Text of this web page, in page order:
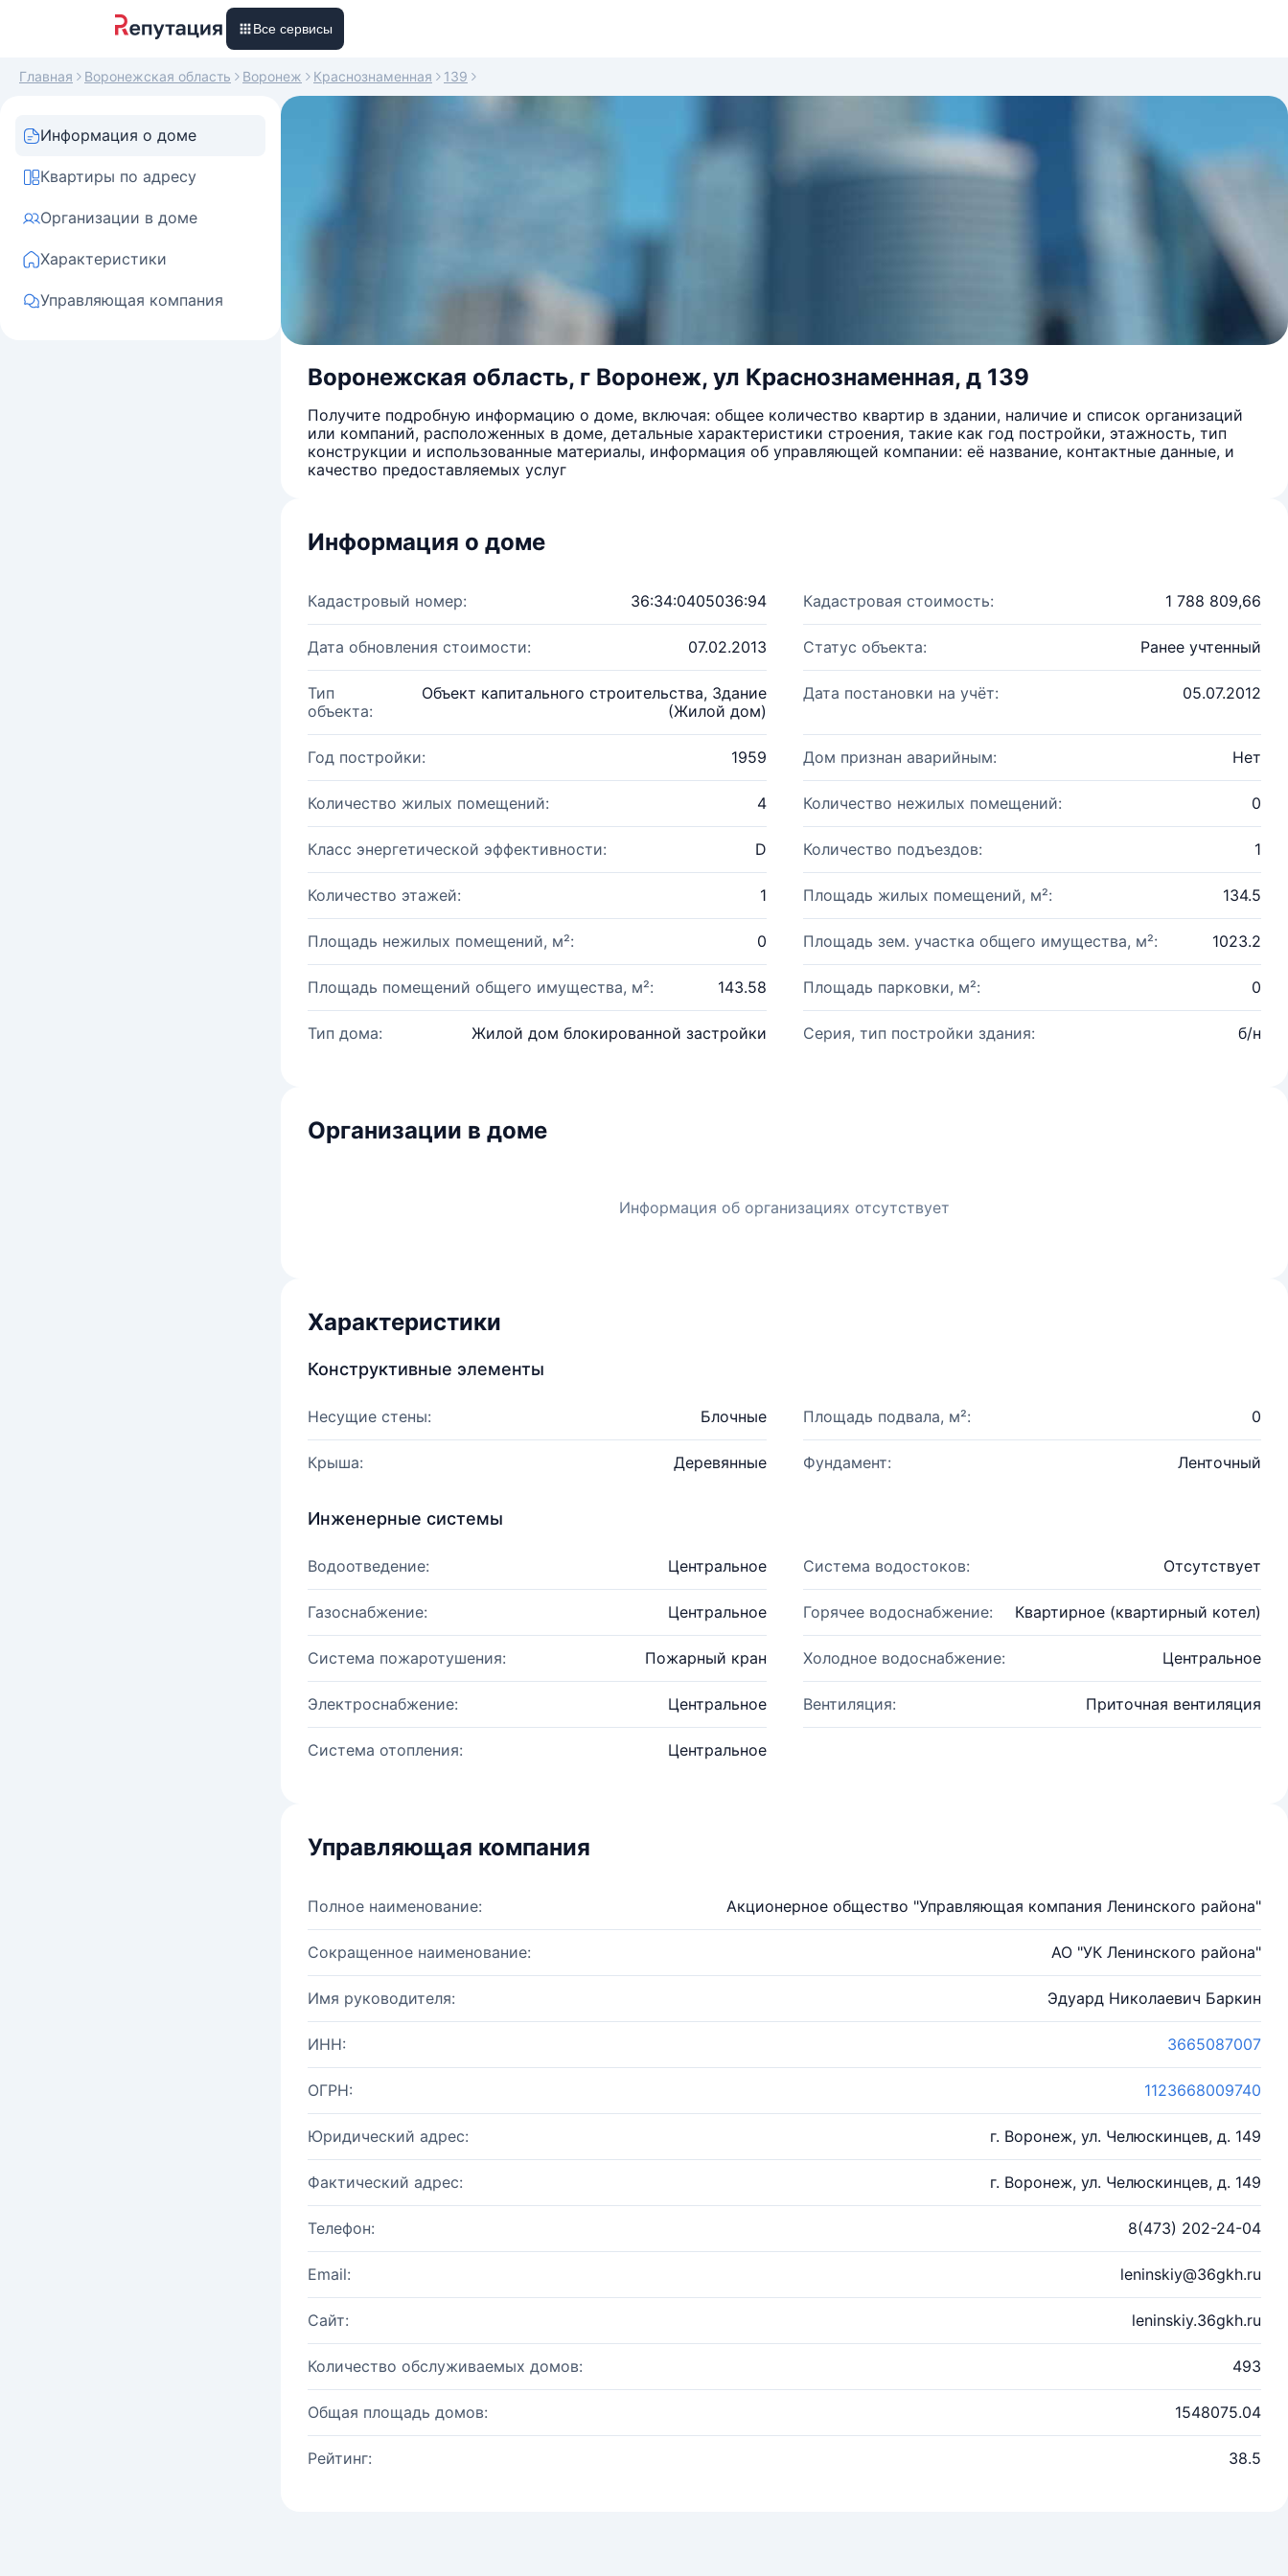
Все сервисы
Главная Воронежская область Воронеж Краснознаменная 139
Информация о доме
Квартиры по адресу
Организации в доме
Характеристики
Управляющая компания
Воронежская область, г Воронеж, ул Краснознаменная, д 139
Получите подробную информацию о доме, включая: общее количество квартир в здании, наличие и список организаций
или компаний, расположенных в доме, детальные характеристики строения, такие как год постройки, этажность, тип
конструкции и использованные материалы, информация об управляющей компании: её название, контактные данные, и
качество предоставляемых услуг
Информация о доме
Кадастровый номер: 36:34:0405036:94 Кадастровая стоимость: 1 788 809,66
Дата обновления стоимости: 07.02.2013 Статус объекта: Ранее учтенный
Тип
объекта:
Объект капитального строительства, Здание
(Жилой дом)
Дата постановки на учёт: 05.07.2012
Год постройки: 1959 Дом признан аварийным: Нет
Количество жилых помещений: 4 Количество нежилых помещений: 0
Класс энергетической эффективности: D Количество подъездов: 1
Количество этажей: 1 Площадь жилых помещений, м²: 134.5
Площадь нежилых помещений, м²: 0 Площадь зем. участка общего имущества, м²: 1023.2
Площадь помещений общего имущества, м²: 143.58 Площадь парковки, м²: 0
Тип дома: Жилой дом блокированной застройки Серия, тип постройки здания: б/н
Организации в доме
Информация об организациях отсутствует
Характеристики
Конструктивные элементы
Несущие стены: Блочные Площадь подвала, м²: 0
Крыша: Деревянные Фундамент: Ленточный
Инженерные системы
Водоотведение: Центральное Система водостоков: Отсутствует
Газоснабжение: Центральное Горячее водоснабжение: Квартирное (квартирный котел)
Система пожаротушения: Пожарный кран Холодное водоснабжение: Центральное
Электроснабжение: Центральное Вентиляция: Приточная вентиляция
Система отопления: Центральное
Управляющая компания
Полное наименование: Акционерное общество "Управляющая компания Ленинского района"
Сокращенное наименование: АО "УК Ленинского района"
Имя руководителя: Эдуард Николаевич Баркин
ИНН: 3665087007
ОГРН: 1123668009740
Юридический адрес: г. Воронеж, ул. Челюскинцев, д. 149
Фактический адрес: г. Воронеж, ул. Челюскинцев, д. 149
Телефон: 8(473) 202-24-04
Email: leninskiy@36gkh.ru
Сайт: leninskiy.36gkh.ru
Количество обслуживаемых домов: 493
Общая площадь домов: 1548075.04
Рейтинг: 38.5